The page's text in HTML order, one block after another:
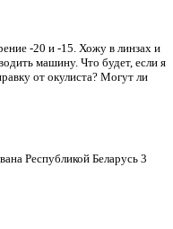
-20 и -15. Хожу в линзах и
машину. Что будет, если я
от окулиста? Могут ли
Республикой Беларусь 3